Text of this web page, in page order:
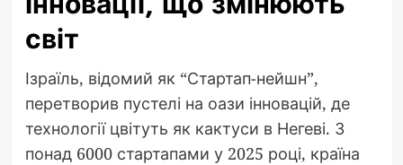
світ
Ізраїль, відомий як “Стартап-нейшн”,
перетворив пустелі на оази інновацій, де
технології цвітуть як кактуси в Негеві. З
понад 6000 стартапами у 2025 році, країна